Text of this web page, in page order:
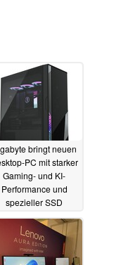
bringt neuen
PC mit starker
Gaming- und KI-
Performance und
spezieller SSD
30.04.2025